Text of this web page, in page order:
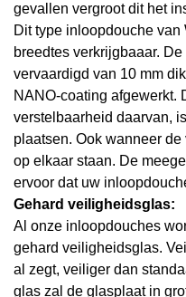
gevallen vergroot dit het
Dit type inloopdouche
breedtes verkrijgbaaar.
vervaardigd van 10 mm
NANO-coating afgewerkt.
verstelbaarheid daarvan,
plaatsen. Ook wanneer
op elkaar staan. De
ervoor dat uw
Gehard veiligheidsglas:
Al onze inloopdouches
gehard veiligheidsglas.
al zegt, veiliger dan
glas zal de glasplaat in